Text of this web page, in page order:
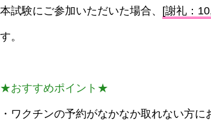
本試験にご参加いただいた場合、 [謝礼：
す。
★おすすめポイント★
・ワクチンの予約がなかなか取れない方に